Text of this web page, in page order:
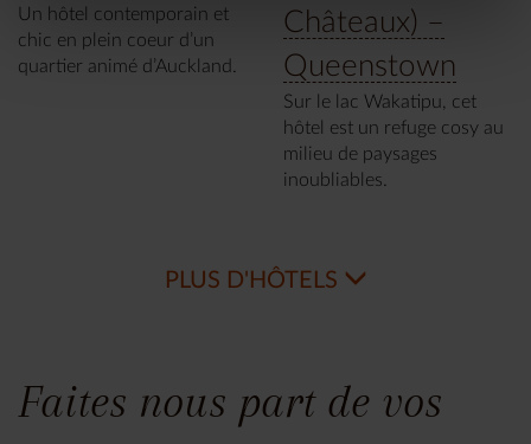
Un hôtel contemporain et
chic en plein coeur d’un
quartier animé d’Auckland.
Châteaux) –
Queenstown
Sur le lac Wakatipu, cet
hôtel est un refuge cosy au
milieu de paysages
inoubliables.
PLUS D'HÔTELS
Faites nous part de vos